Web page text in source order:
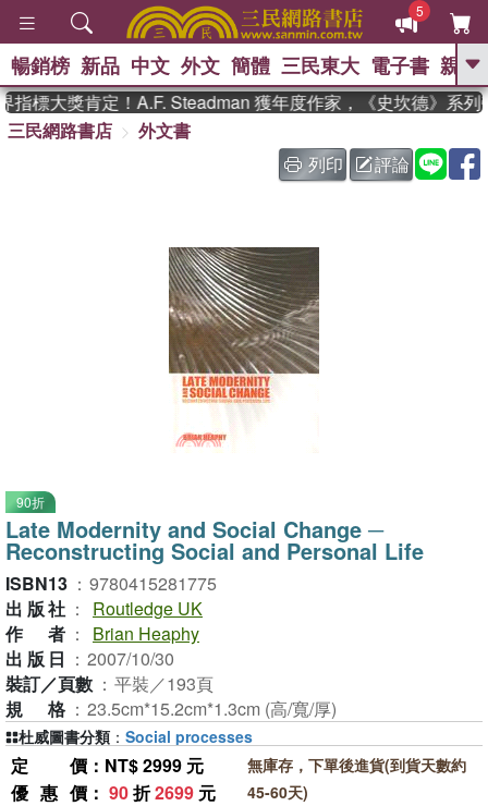
5
GO
The Odyssey 、 父親節 、 如果歷
史是一群喵 、 暑期推薦 、 國際布克
偉大的迷走神經
暢銷榜 新品 中文 外文 簡體 三民東大 電子書 親子
標大獎肯定！A.F. Steadman 獲年度作家，《史坎德》系列
三民網路書店
外文書
列印
評論
90折
Late Modernity and Social Change ─
Reconstructing Social and Personal Life
ISBN13 ： 9780415281775
出版社 ：
Routledge UK
作者 ：
Brian Heaphy
出版日 ： 2007/10/30
裝訂／頁數 ： 平裝／193頁
規格 ： 23.5cm*15.2cm*1.3cm (高/寬/厚)
定價 ：NT$ 2999 元
優惠價 ： 90折2699 元
無庫存，下單後進貨(到貨天數約
45-60天)
杜威圖書分類 ： Social processes